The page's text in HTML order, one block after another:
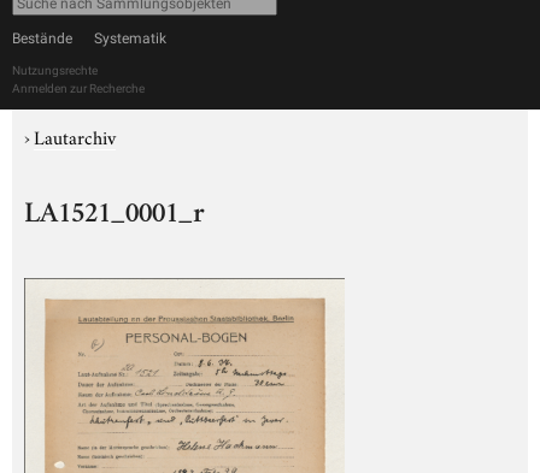
Bestände Systematik
Nutzungsrechte
Anmelden zur Recherche
›Lautarchiv
LA1521_0001_r